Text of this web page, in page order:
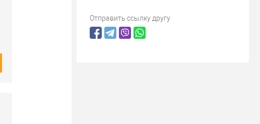
Отправить ссылку другу